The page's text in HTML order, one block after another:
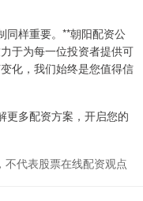
同样重要。**朝阳配资公
于为每一位投资者提供可
化，我们始终是您值得信
更多配资方案，开启您的
不代表股票在线配资观点